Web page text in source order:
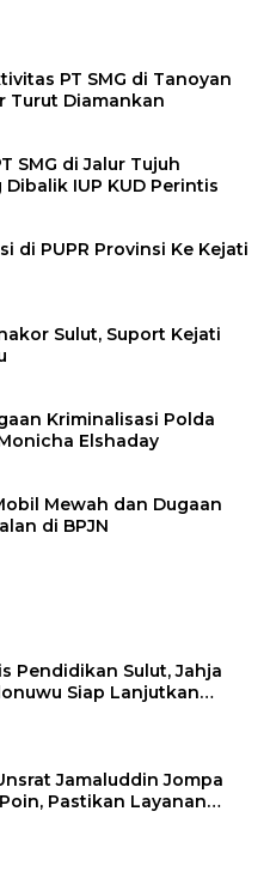
PT SMG di Tanoyan
Turut Diamankan
SMG di Jalur Tujuh
IUP KUD Perintis
di PUPR Provinsi Ke Kejati
Sulut, Suport Kejati
Kriminalisasi Polda
Elshaday
Mewah dan Dugaan
di BPJN
Pendidikan Sulut, Jahja
Siap Lanjutkan
Jamaluddin Jompa
Pastikan Layanan